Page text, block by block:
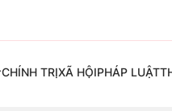
CHÍNH TRỊXÃ HỘIPHÁP LUẬT